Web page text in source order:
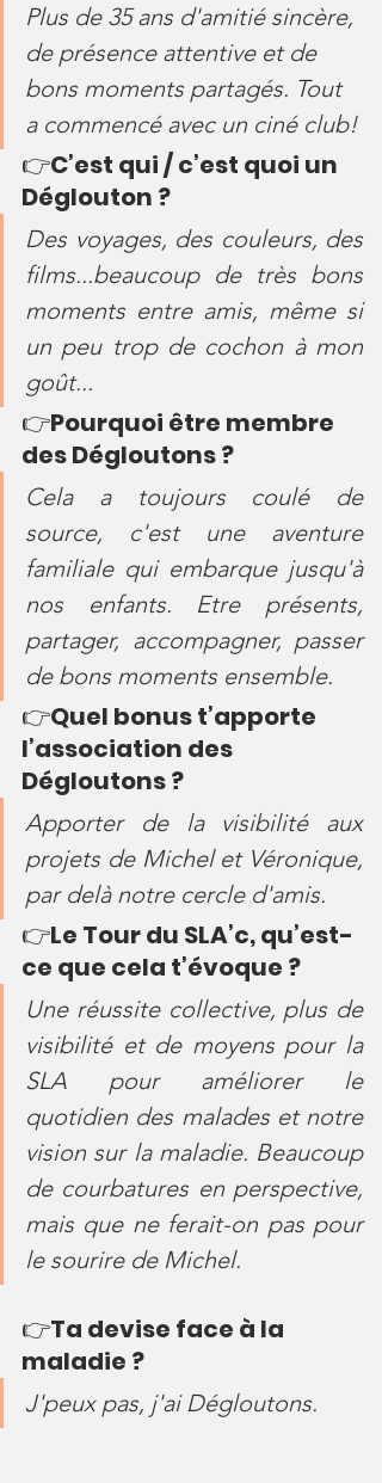
Plus de 35 ans d'amitié sincère,
de présence attentive et de
bons moments partagés. Tout
a commencé avec un ciné club!
👉C’est qui / c’est quoi un
Déglouton ?
Des voyages, des couleurs, des
films...beaucoup de très bons
moments entre amis, même si
un peu trop de cochon à mon
goût...
👉Pourquoi être membre
des Dégloutons ?
Cela a toujours coulé de
source, c'est une aventure
familiale qui embarque jusqu'à
nos enfants. Etre présents,
partager, accompagner, passer
de bons moments ensemble.
👉Quel bonus t’apporte
l’association des
Dégloutons ?
Apporter de la visibilité aux
projets de Michel et Véronique,
par delà notre cercle d'amis.
👉Le Tour du SLA’c, qu’est-
ce que cela t’évoque ?
Une réussite collective, plus de
visibilité et de moyens pour la
SLA pour améliorer le
quotidien des malades et notre
vision sur la maladie. Beaucoup
de courbatures en perspective,
mais que ne ferait-on pas pour
le sourire de Michel.
👉Ta devise face à la
maladie ?
J'peux pas, j'ai Dégloutons.